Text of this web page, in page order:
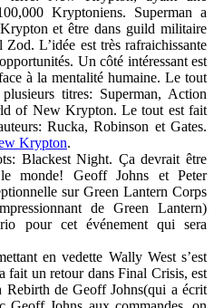
Kryptoniens. Superman a
et être dans guild militaire
Zod. L’idée est très rafraichissante
Un côté intéressant est
à la mentalité humaine. Le tout
titres: Superman, Action
of New Krypton. Le tout est fait
Rucka, Robinson et Gates.
Krypton.
Blackest Night. Ça devrait être
monde! Geoff Johns et Peter
sur Green Lantern Corps
de Green Lantern)
pour cet événement qui sera
en vedette Wally West s’est
fait un retour dans Final Crisis, est
Rebirth de Geoff Johns(qui a écrit